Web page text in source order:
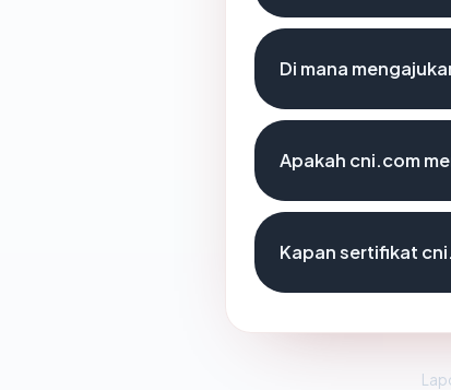
Di mana
Apakah cni.com
Kapan sertifikat